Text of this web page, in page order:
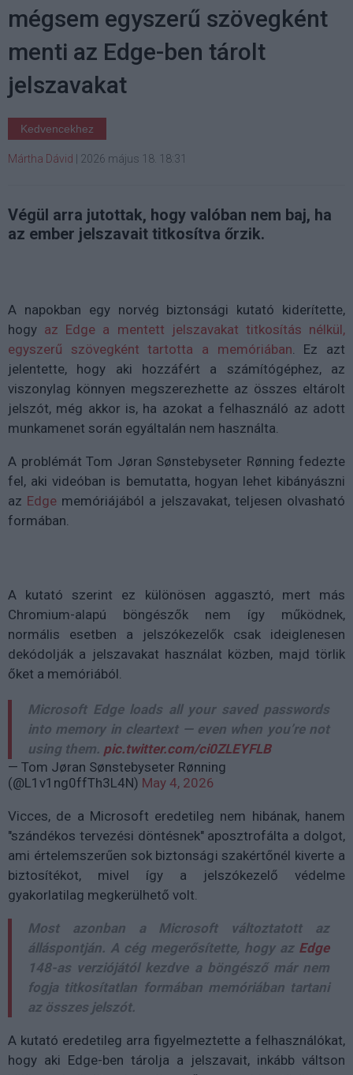
mégsem egyszerű szövegként
menti az Edge-ben tárolt
jelszavakat
Kedvencekhez
Mártha Dávid 2026 május 18. 18:31
Végül arra jutottak, hogy valóban nem baj, ha
az ember jelszavait titkosítva őrzik.
A napokban egy norvég biztonsági kutató kiderítette,
hogy az Edge a mentett jelszavakat titkosítás nélkül,
egyszerű szövegként tartotta a memóriában . Ez azt
jelentette, hogy aki hozzáfért a számítógéphez, az
viszonylag könnyen megszerezhette az összes eltárolt
jelszót, még akkor is, ha azokat a felhasználó az adott
munkamenet során egyáltalán nem használta.
A problémát Tom Jøran Sønstebyseter Rønning fedezte
fel, aki videóban is bemutatta, hogyan lehet kibányászni
az Edge memóriájából a jelszavakat, teljesen olvasható
formában.
A kutató szerint ez különösen aggasztó, mert más
Chromium-alapú böngészők nem így működnek,
normális esetben a jelszókezelők csak ideiglenesen
dekódolják a jelszavakat használat közben, majd törlik
őket a memóriából.
Microsoft Edge loads all your saved passwords
into memory in cleartext — even when you’re not
using them. pic.twitter.com/ci0ZLEYFLB
— Tom Jøran Sønstebyseter Rønning
(@L1v1ng0ffTh3L4N) May 4, 2026
Vicces, de a Microsoft eredetileg nem hibának, hanem
"szándékos tervezési döntésnek" aposztrofálta a dolgot,
ami értelemszerűen sok biztonsági szakértőnél kiverte a
biztosítékot, mivel így a jelszókezelő védelme
gyakorlatilag megkerülhető volt.
Most azonban a Microsoft változtatott az
álláspontján. A cég megerősítette, hogy az Edge
148-as verziójától kezdve a böngésző már nem
fogja titkosítatlan formában memóriában tartani
az összes jelszót.
A kutató eredetileg arra figyelmeztette a felhasználókat,
hogy aki Edge-ben tárolja a jelszavait, inkább váltson